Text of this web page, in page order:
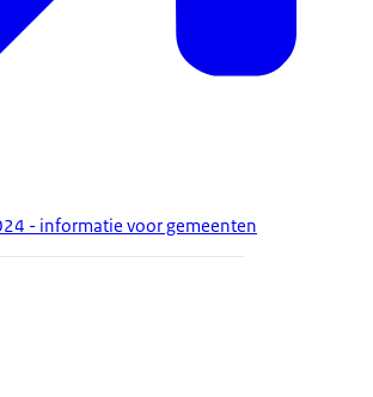
- informatie voor gemeenten